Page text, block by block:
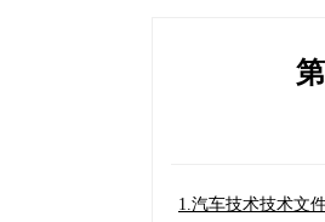
1.汽车技术技术文